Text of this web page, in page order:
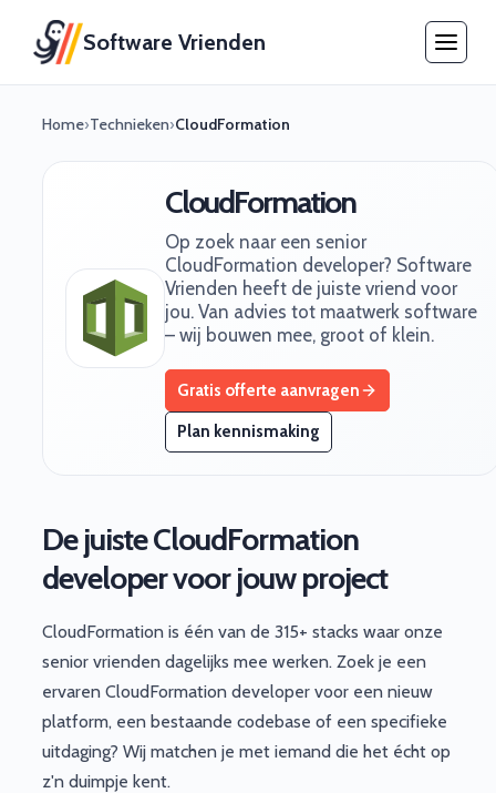
Software Vrienden
Home›Technieken›CloudFormation
CloudFormation
Op zoek naar een senior
CloudFormation developer? Software
Vrienden heeft de juiste vriend voor
jou. Van advies tot maatwerk software
– wij bouwen mee, groot of klein.
Gratis offerte aanvragen
Plan kennismaking
De juiste CloudFormation
developer voor jouw project
CloudFormation is één van de 315+ stacks waar onze
senior vrienden dagelijks mee werken. Zoek je een
ervaren CloudFormation developer voor een nieuw
platform, een bestaande codebase of een specifieke
uitdaging? Wij matchen je met iemand die het écht op
z'n duimpje kent.